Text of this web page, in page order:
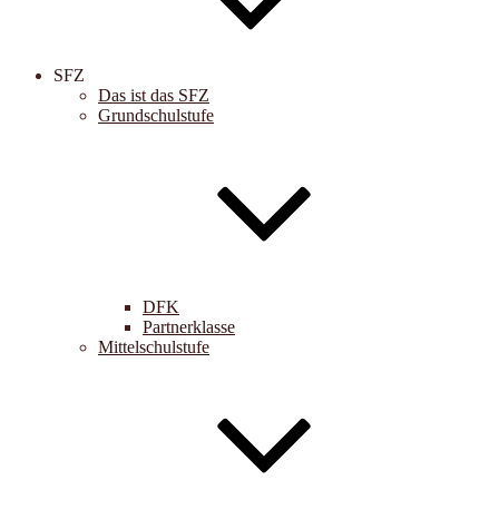
SFZ
Das ist das SFZ
Grundschulstufe
DFK
Partnerklasse
Mittelschulstufe